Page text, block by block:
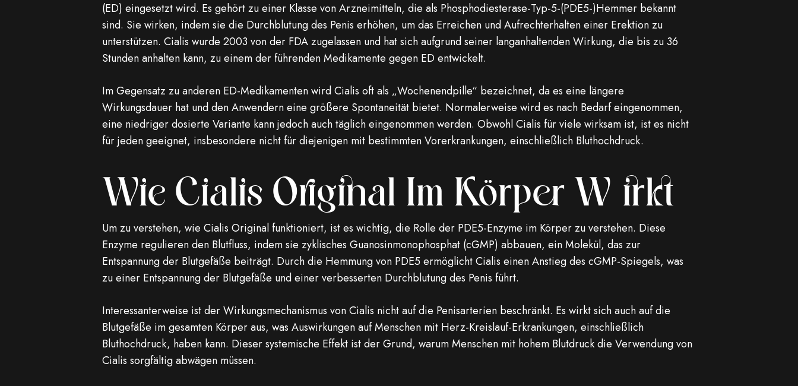
(ED) eingesetzt wird. Es gehört zu einer Klasse von Arzneimitteln, die als Phosphodiesterase-Typ-5-(PDE5-)Hemmer bekannt
sind. Sie wirken, indem sie die Durchblutung des Penis erhöhen, um das Erreichen und Aufrechterhalten einer Erektion zu
unterstützen. Cialis wurde 2003 von der FDA zugelassen und hat sich aufgrund seiner langanhaltenden Wirkung, die bis zu 36
Stunden anhalten kann, zu einem der führenden Medikamente gegen ED entwickelt.
Im Gegensatz zu anderen ED-Medikamenten wird Cialis oft als „Wochenendpille“ bezeichnet, da es eine längere
Wirkungsdauer hat und den Anwendern eine größere Spontaneität bietet. Normalerweise wird es nach Bedarf eingenommen,
eine niedriger dosierte Variante kann jedoch auch täglich eingenommen werden. Obwohl Cialis für viele wirksam ist, ist es nicht
für jeden geeignet, insbesondere nicht für diejenigen mit bestimmten Vorerkrankungen, einschließlich Bluthochdruck.
Wie Cialis Original Im Körper Wirkt
Um zu verstehen, wie Cialis Original funktioniert, ist es wichtig, die Rolle der PDE5-Enzyme im Körper zu verstehen. Diese
Enzyme regulieren den Blutfluss, indem sie zyklisches Guanosinmonophosphat (cGMP) abbauen, ein Molekül, das zur
Entspannung der Blutgefäße beiträgt. Durch die Hemmung von PDE5 ermöglicht Cialis einen Anstieg des cGMP-Spiegels, was
zu einer Entspannung der Blutgefäße und einer verbesserten Durchblutung des Penis führt.
Interessanterweise ist der Wirkungsmechanismus von Cialis nicht auf die Penisarterien beschränkt. Es wirkt sich auch auf die
Blutgefäße im gesamten Körper aus, was Auswirkungen auf Menschen mit Herz-Kreislauf-Erkrankungen, einschließlich
Bluthochdruck, haben kann. Dieser systemische Effekt ist der Grund, warum Menschen mit hohem Blutdruck die Verwendung von
Cialis sorgfältig abwägen müssen.